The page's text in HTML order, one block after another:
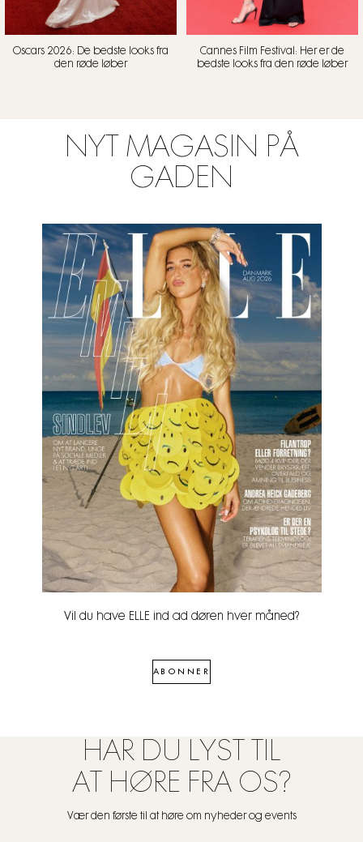
Oscars 2026: De bedste looks fra
den røde løber
Cannes Film Festival: Her er de
bedste looks fra den røde løber
NYT MAGASIN PÅ
GADEN
Vil du have ELLE ind ad døren hver måned?
ABONNER
HAR DU LYST TIL
AT HØRE FRA OS?
Vær den første til at høre om nyheder og events